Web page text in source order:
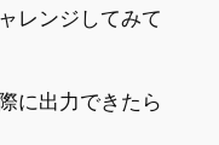
レンジしてみて
に出力できたら